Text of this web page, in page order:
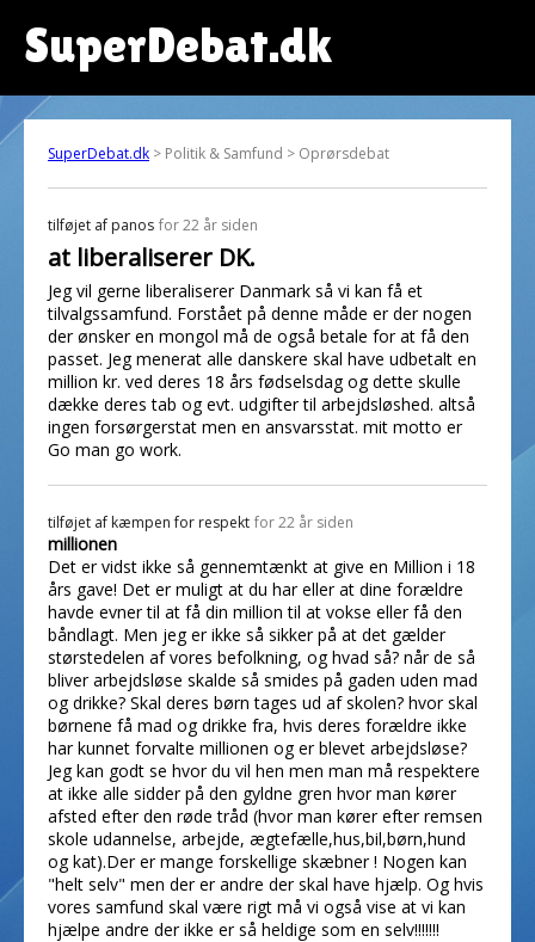
SuperDebat.dk
SuperDebat.dk > Politik & Samfund > Oprørsdebat
tilføjet af panos for 22 år siden
at liberaliserer DK.
Jeg vil gerne liberaliserer Danmark så vi kan få et
tilvalgssamfund. Forstået på denne måde er der nogen
der ønsker en mongol må de også betale for at få den
passet. Jeg menerat alle danskere skal have udbetalt en
million kr. ved deres 18 års fødselsdag og dette skulle
dække deres tab og evt. udgifter til arbejdsløshed. altså
ingen forsørgerstat men en ansvarsstat. mit motto er
Go man go work.
tilføjet af kæmpen for respekt for 22 år siden
millionen
Det er vidst ikke så gennemtænkt at give en Million i 18
års gave! Det er muligt at du har eller at dine forældre
havde evner til at få din million til at vokse eller få den
båndlagt. Men jeg er ikke så sikker på at det gælder
størstedelen af vores befolkning, og hvad så? når de så
bliver arbejdsløse skalde så smides på gaden uden mad
og drikke? Skal deres børn tages ud af skolen? hvor skal
børnene få mad og drikke fra, hvis deres forældre ikke
har kunnet forvalte millionen og er blevet arbejdsløse?
Jeg kan godt se hvor du vil hen men man må respektere
at ikke alle sidder på den gyldne gren hvor man kører
afsted efter den røde tråd (hvor man kører efter remsen
skole udannelse, arbejde, ægtefælle,hus,bil,børn,hund
og kat).Der er mange forskellige skæbner ! Nogen kan
"helt selv" men der er andre der skal have hjælp. Og hvis
vores samfund skal være rigt må vi også vise at vi kan
hjælpe andre der ikke er så heldige som en selv!!!!!!!